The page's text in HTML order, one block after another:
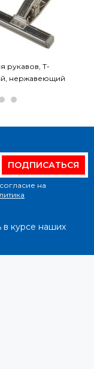
рукавов, Т-
нержавеющий
ПОДПИСАТЬСЯ
на
в курсе наших